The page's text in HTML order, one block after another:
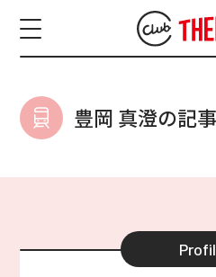
豊岡 真澄の記